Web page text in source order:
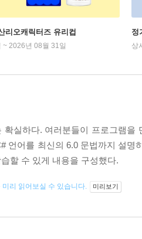
리오캐릭터즈 유리컵
2026년 08월 31일
정
상
확실하다. 여러분들이 프로그램
언어를 최신의 6.0 문법까지 설
할 수 있게 내용을 구성했다.
미리 읽어보실 수 있습니다. 미리보기